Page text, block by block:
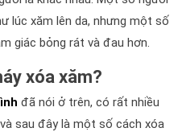
lúc xăm lên da, nhưng một số
giác bỏng rát và đau hơn.
xóa xăm?
đã nói ở trên, có rất nhiều
sau đây là một số cách xóa